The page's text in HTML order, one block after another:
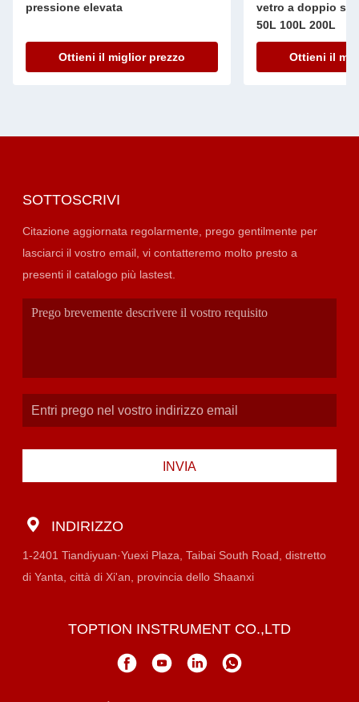
pressione elevata
Ottieni il miglior prezzo
vetro a doppio
50L 100L 200L
Ottieni il
SOTTOSCRIVI
Citazione aggiornata regolarmente, prego gentilmente per
lasciarci il vostro email, vi contatteremo molto presto a
presenti il catalogo più lastest.
INVIA
INDIRIZZO
1-2401 Tiandiyuan·Yuexi Plaza, Taibai South Road, distretto
di Yanta, città di Xi'an, provincia dello Shaanxi
TOPTION INSTRUMENT CO.,LTD